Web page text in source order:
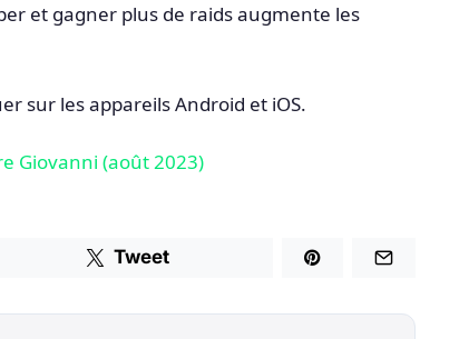
et gagner plus de raids augmente les
sur les appareils Android et iOS.
Giovanni (août 2023)
Tweet